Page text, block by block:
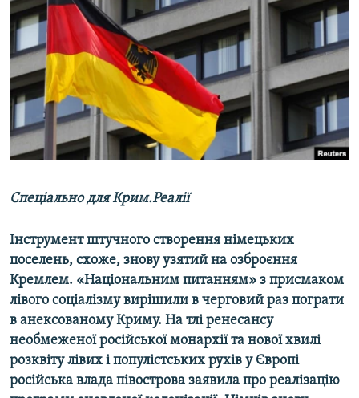
ВСЕ ЗА ДЕНЬ
СПЕЦПРОЕКТИ
ДЕПОРТАЦІЯ
ВІДЕОУРОКИ «ELIFBE»
СВІДЧЕННЯ ОКУПАЦІЇ
УКРАЇНСЬКА ПРОБЛЕМА КРИМУ
ЯК ОБІЙТИ БЛОКУВАННЯ
Русский
Qırımtatar
Усі сайти RFE/RL
Спеціально для Крим.Реалії
Інструмент штучного створення німецьких
поселень, схоже, знову узятий на озброєння
Кремлем. «Національним питанням» з присмаком
лівого соціалізму вирішили в черговий раз пограти
в анексованому Криму. На тлі ренесансу
необмеженої російської монархії та нової хвилі
розквіту лівих і популістських рухів у Європі
російська влада півострова заявила про реалізацію